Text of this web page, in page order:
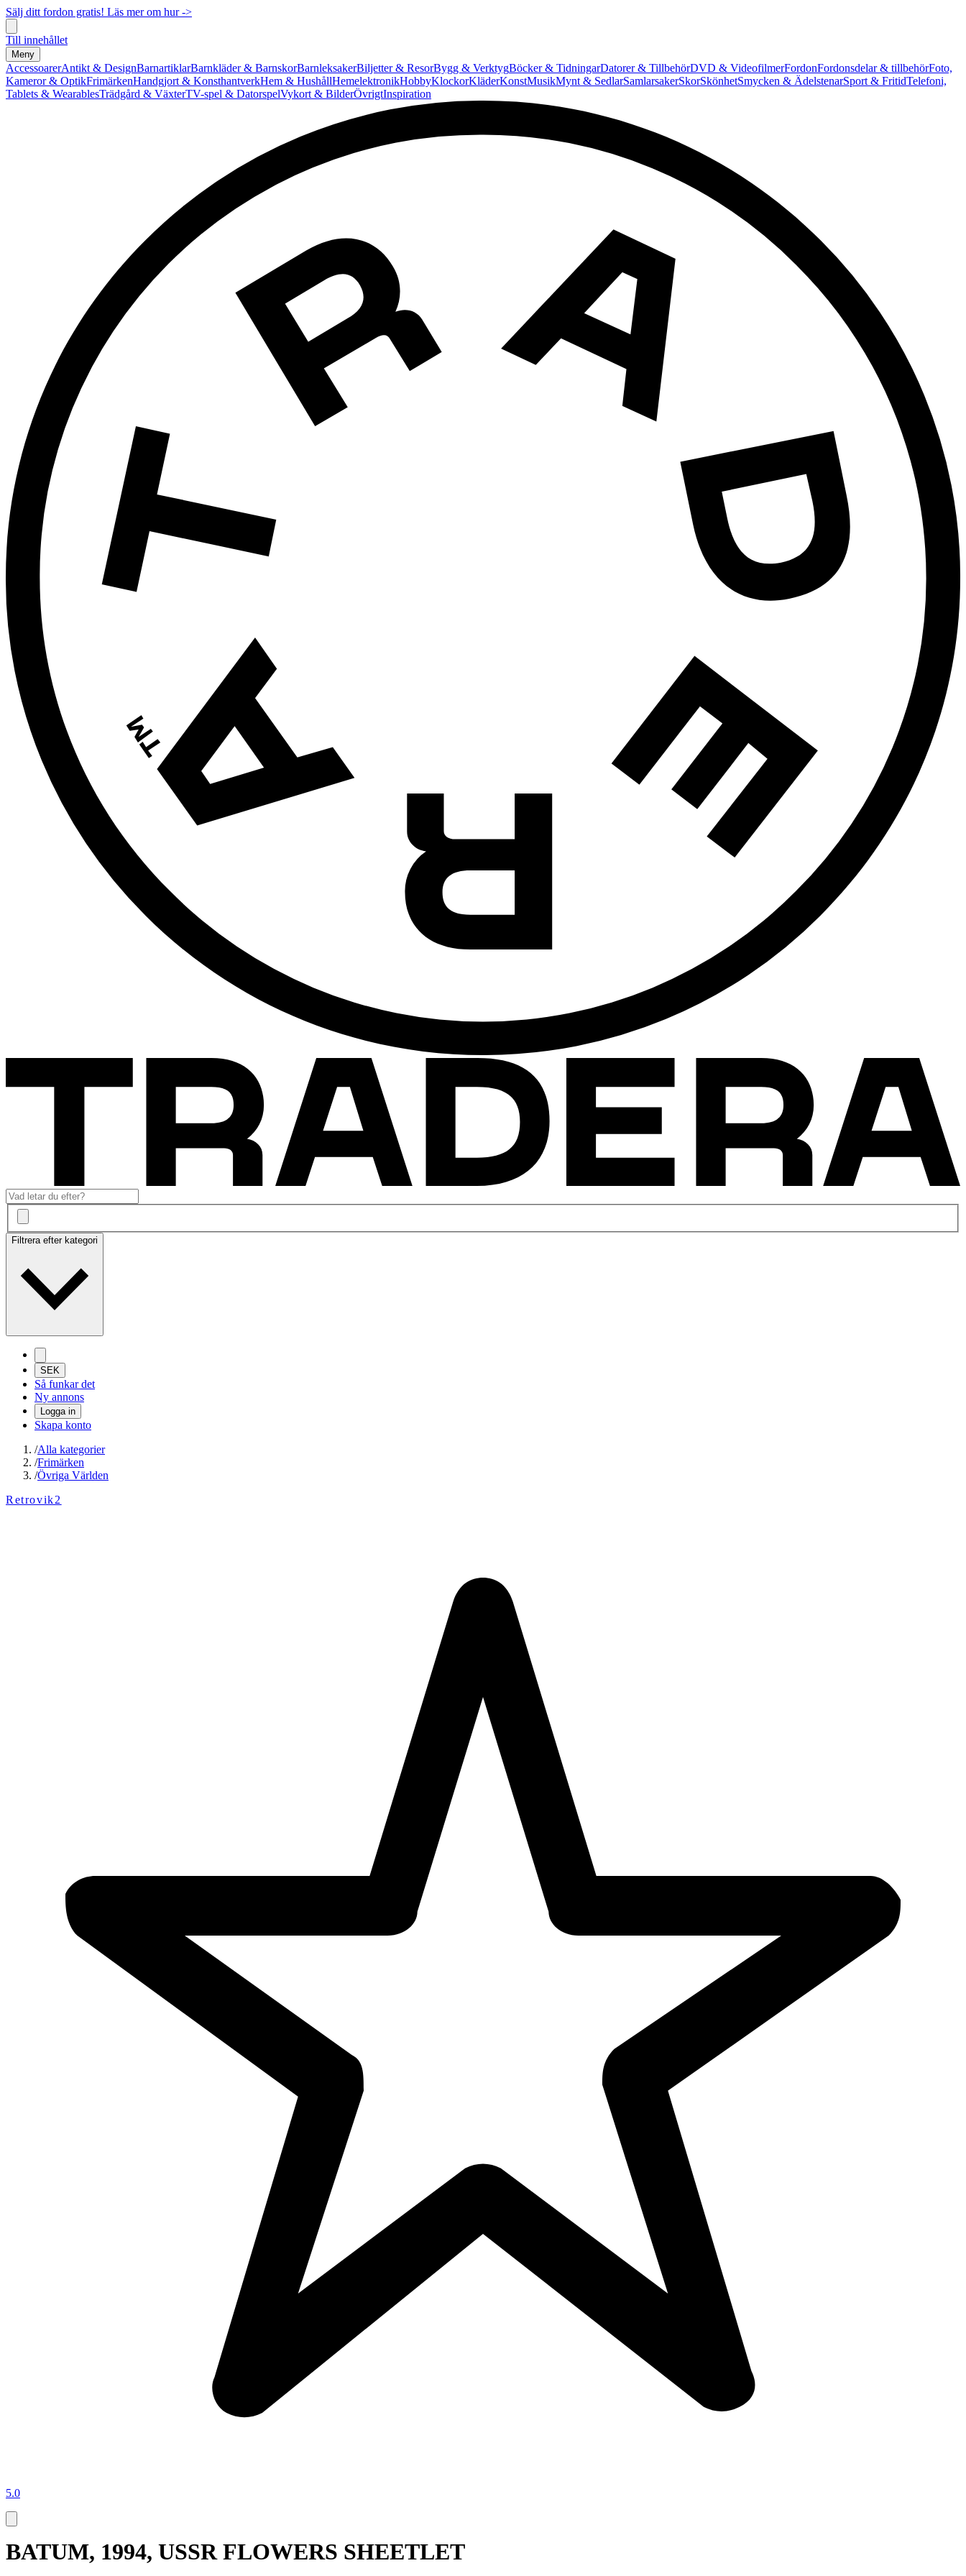
Sälj ditt fordon gratis! Läs mer om hur ->
Till innehållet
Meny
AccessoarerAntikt & DesignBarnartiklarBarnkläder & BarnskorBarnleksakerBiljetter & ResorBygg & VerktygBöcker & TidningarDatorer & TillbehörDVD & VideofilmerFordonFordonsdelar & tillbehörFoto,
Kameror & OptikFrimärkenHandgjort & KonsthantverkHem & HushållHemelektronikHobbyKlockorKläderKonstMusikMynt & SedlarSamlarsakerSkorSkönhetSmycken & ÄdelstenarSport & FritidTelefoni,
Tablets & WearablesTrädgård & VäxterTV-spel & DatorspelVykort & BilderÖvrigtInspiration
Filtrera efter kategori
SEK
Så funkar det
Ny annons
Logga in
Skapa konto
/Alla kategorier
/Frimärken
/Övriga Världen
Retrovik2
5.0
BATUM, 1994, USSR FLOWERS SHEETLET